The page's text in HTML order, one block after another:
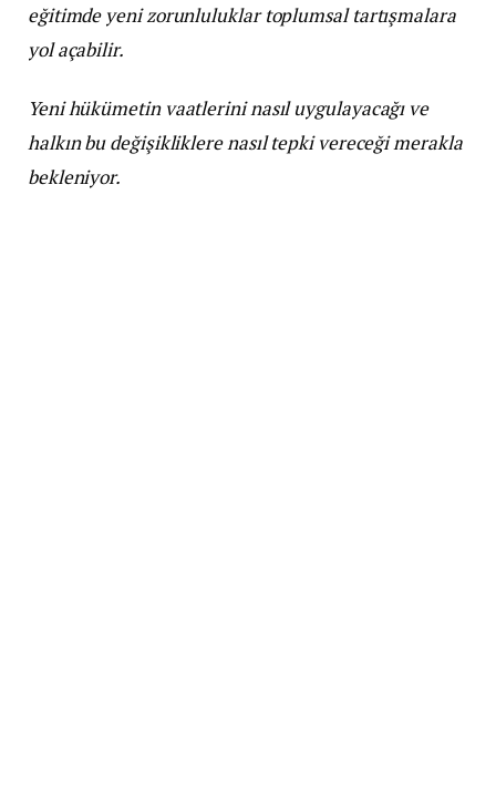
eğitimde yeni zorunluluklar toplumsal tartışmalara
yol açabilir.
Yeni hükümetin vaatlerini nasıl uygulayacağı ve
halkın bu değişikliklere nasıl tepki vereceği merakla
bekleniyor.